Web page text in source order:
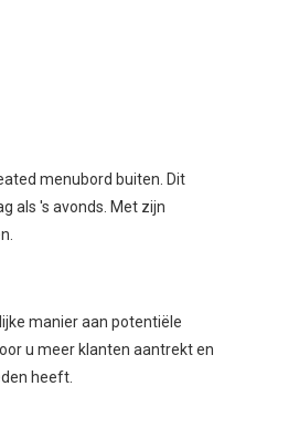
menubord buiten. Dit
als 's avonds. Met zijn
manier aan potentiële
u meer klanten aantrekt en
heeft.